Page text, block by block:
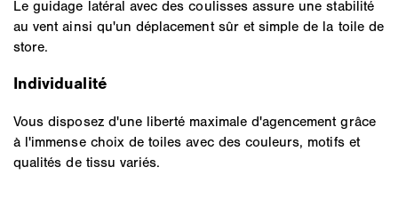
Le guidage latéral avec des coulisses assure une stabilité
au vent ainsi qu'un déplacement sûr et simple de la toile de
store.
Individualité
Vous disposez d'une liberté maximale d'agencement grâce
à l'immense choix de toiles avec des couleurs, motifs et
qualités de tissu variés.